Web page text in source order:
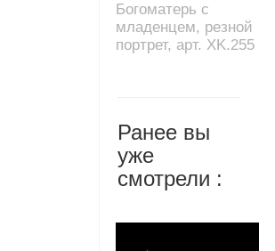
Богоматерь с
младенцем, резной
портрет, арт. XK.255
Ранее вы
уже
смотрели :